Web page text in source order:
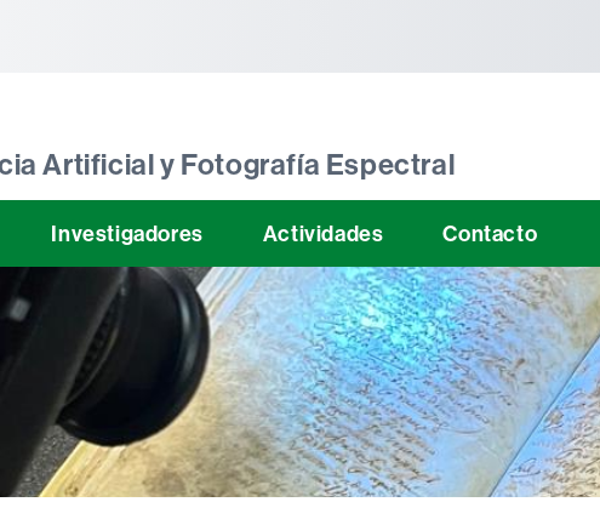
Artificial y Fotografía Espectral
Investigadores Actividades Contacto